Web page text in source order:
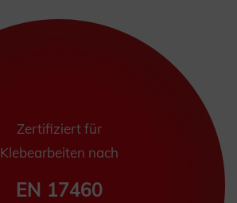
Zertifiziert für
Klebearbeiten nach
EN 17460